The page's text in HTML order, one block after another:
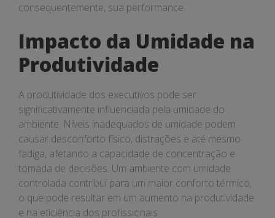
consequentemente, sua performance.
Impacto da Umidade na
Produtividade
A produtividade dos executivos pode ser
significativamente influenciada pela umidade do
ambiente. Níveis inadequados de umidade podem
causar desconforto físico, distrações e até mesmo
fadiga, afetando a capacidade de concentração e
tomada de decisões. Um ambiente com umidade
controlada contribui para um maior conforto térmico,
o que pode resultar em um aumento na produtividade
e na eficiência dos profissionais.